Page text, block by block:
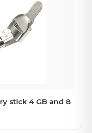
stick 4 GB and 8